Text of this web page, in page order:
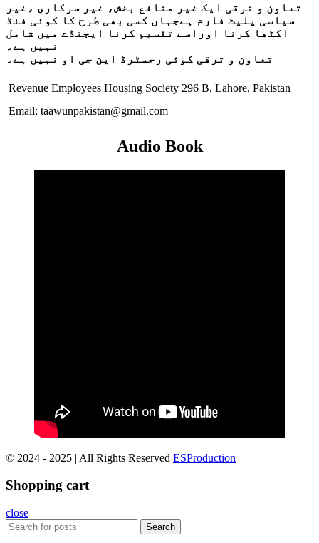
تعاون و ترقی ایک غیر منافع بخش، غیر سرکاری ،غیر
سیاسی پلیٹ فارم ہےجہاں کسی بھی طرح کا کوئی فنڈ
اکٹھا کرنا اوراسے تقسیم کرنا ایجنڈے میں شامل
نہیں ہے۔
تعاون و ترقی کوئی رجسٹرڈ این جی او نہیں ہے۔
Revenue Employees Housing Society 296 B, Lahore, Pakistan
Email: taawunpakistan@gmail.com
Audio Book
© 2024 - 2025 | All Rights Reserved ESProduction
Shopping cart
close
Search